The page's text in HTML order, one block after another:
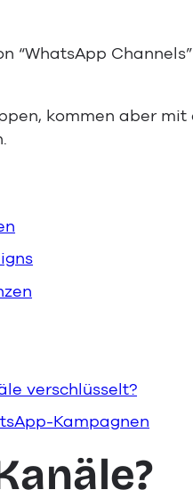
“WhatsApp
kommen aber mit
verschlüsselt?
Kampagnen